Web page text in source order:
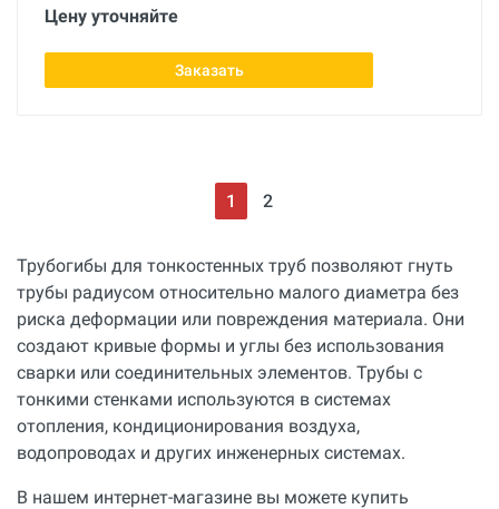
Цену уточняйте
Заказать
1 2
Трубогибы для тонкостенных труб позволяют гнуть
трубы радиусом относительно малого диаметра без
риска деформации или повреждения материала. Они
создают кривые формы и углы без использования
сварки или соединительных элементов. Трубы с
тонкими стенками используются в системах
отопления, кондиционирования воздуха,
водопроводах и других инженерных системах.
В нашем интернет-магазине вы можете купить